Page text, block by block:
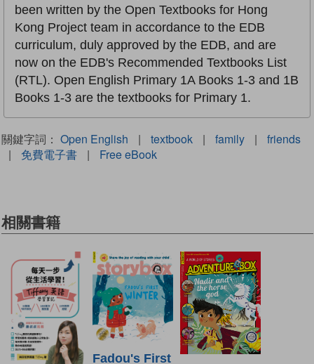
been written by the Open Textbooks for Hong
Kong Project team in accordance to the EDB
curriculum, duly approved by the EDB, and are
now on the EDB's Recommended Textbooks List
(RTL). Open English Primary 1A Books 1-3 and 1B
Books 1-3 are the textbooks for Primary 1.
關鍵字詞： Open English | textbook | family |
friends
|
免費電子書 | Free eBook
相關書籍
Fadou's First